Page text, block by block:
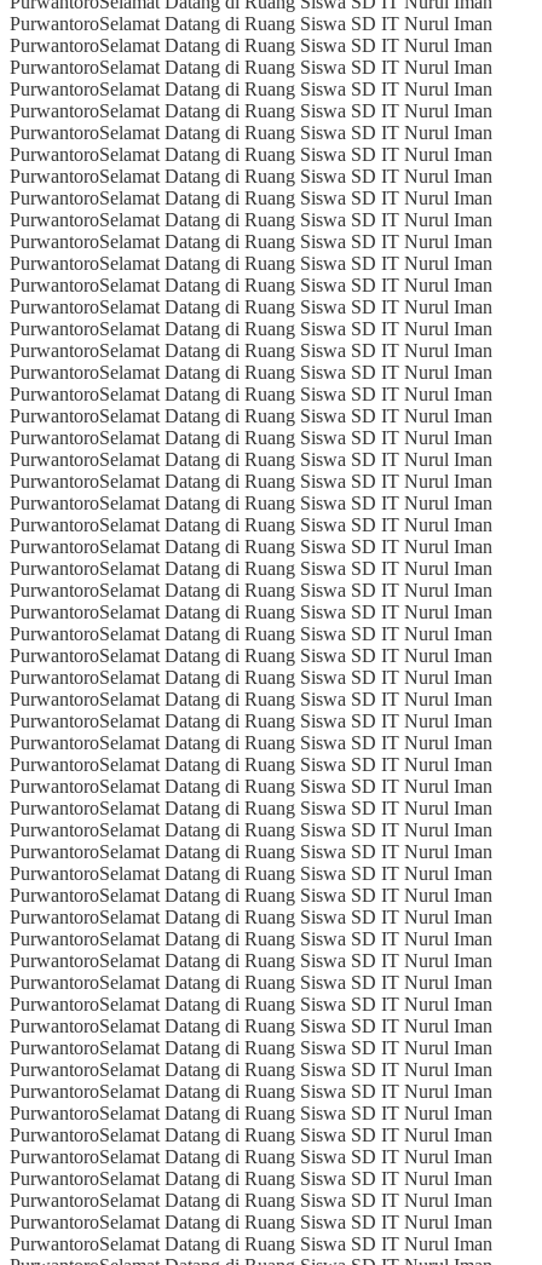
PurwantoroSelamat Datang di Ruang Siswa SD IT Nurul Iman
PurwantoroSelamat Datang di Ruang Siswa SD IT Nurul Iman
PurwantoroSelamat Datang di Ruang Siswa SD IT Nurul Iman
PurwantoroSelamat Datang di Ruang Siswa SD IT Nurul Iman
PurwantoroSelamat Datang di Ruang Siswa SD IT Nurul Iman
PurwantoroSelamat Datang di Ruang Siswa SD IT Nurul Iman
PurwantoroSelamat Datang di Ruang Siswa SD IT Nurul Iman
PurwantoroSelamat Datang di Ruang Siswa SD IT Nurul Iman
PurwantoroSelamat Datang di Ruang Siswa SD IT Nurul Iman
PurwantoroSelamat Datang di Ruang Siswa SD IT Nurul Iman
PurwantoroSelamat Datang di Ruang Siswa SD IT Nurul Iman
PurwantoroSelamat Datang di Ruang Siswa SD IT Nurul Iman
PurwantoroSelamat Datang di Ruang Siswa SD IT Nurul Iman
PurwantoroSelamat Datang di Ruang Siswa SD IT Nurul Iman
PurwantoroSelamat Datang di Ruang Siswa SD IT Nurul Iman
PurwantoroSelamat Datang di Ruang Siswa SD IT Nurul Iman
PurwantoroSelamat Datang di Ruang Siswa SD IT Nurul Iman
PurwantoroSelamat Datang di Ruang Siswa SD IT Nurul Iman
PurwantoroSelamat Datang di Ruang Siswa SD IT Nurul Iman
PurwantoroSelamat Datang di Ruang Siswa SD IT Nurul Iman
PurwantoroSelamat Datang di Ruang Siswa SD IT Nurul Iman
PurwantoroSelamat Datang di Ruang Siswa SD IT Nurul Iman
PurwantoroSelamat Datang di Ruang Siswa SD IT Nurul Iman
PurwantoroSelamat Datang di Ruang Siswa SD IT Nurul Iman
PurwantoroSelamat Datang di Ruang Siswa SD IT Nurul Iman
PurwantoroSelamat Datang di Ruang Siswa SD IT Nurul Iman
PurwantoroSelamat Datang di Ruang Siswa SD IT Nurul Iman
PurwantoroSelamat Datang di Ruang Siswa SD IT Nurul Iman
PurwantoroSelamat Datang di Ruang Siswa SD IT Nurul Iman
PurwantoroSelamat Datang di Ruang Siswa SD IT Nurul Iman
PurwantoroSelamat Datang di Ruang Siswa SD IT Nurul Iman
PurwantoroSelamat Datang di Ruang Siswa SD IT Nurul Iman
PurwantoroSelamat Datang di Ruang Siswa SD IT Nurul Iman
PurwantoroSelamat Datang di Ruang Siswa SD IT Nurul Iman
PurwantoroSelamat Datang di Ruang Siswa SD IT Nurul Iman
PurwantoroSelamat Datang di Ruang Siswa SD IT Nurul Iman
PurwantoroSelamat Datang di Ruang Siswa SD IT Nurul Iman
PurwantoroSelamat Datang di Ruang Siswa SD IT Nurul Iman
PurwantoroSelamat Datang di Ruang Siswa SD IT Nurul Iman
PurwantoroSelamat Datang di Ruang Siswa SD IT Nurul Iman
PurwantoroSelamat Datang di Ruang Siswa SD IT Nurul Iman
PurwantoroSelamat Datang di Ruang Siswa SD IT Nurul Iman
PurwantoroSelamat Datang di Ruang Siswa SD IT Nurul Iman
PurwantoroSelamat Datang di Ruang Siswa SD IT Nurul Iman
PurwantoroSelamat Datang di Ruang Siswa SD IT Nurul Iman
PurwantoroSelamat Datang di Ruang Siswa SD IT Nurul Iman
PurwantoroSelamat Datang di Ruang Siswa SD IT Nurul Iman
PurwantoroSelamat Datang di Ruang Siswa SD IT Nurul Iman
PurwantoroSelamat Datang di Ruang Siswa SD IT Nurul Iman
PurwantoroSelamat Datang di Ruang Siswa SD IT Nurul Iman
PurwantoroSelamat Datang di Ruang Siswa SD IT Nurul Iman
PurwantoroSelamat Datang di Ruang Siswa SD IT Nurul Iman
PurwantoroSelamat Datang di Ruang Siswa SD IT Nurul Iman
PurwantoroSelamat Datang di Ruang Siswa SD IT Nurul Iman
PurwantoroSelamat Datang di Ruang Siswa SD IT Nurul Iman
PurwantoroSelamat Datang di Ruang Siswa SD IT Nurul Iman
PurwantoroSelamat Datang di Ruang Siswa SD IT Nurul Iman